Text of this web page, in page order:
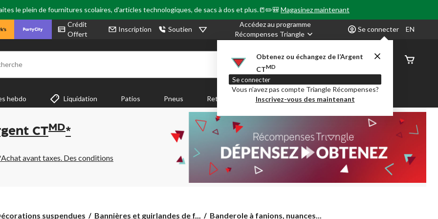
le plein de fournitures scolaires, d'articles technologiques, de sacs à dos et plus.📒✏️🎒Magasinez maintenant
Crédit
Offert
Inscription Soutien
Accédez au programme
Récompenses Triangle
Se connecter
Obtenez ou échangez de l’Argent
CTMD
Se connecter
Vous n’avez pas compte Triangle Récompenses?
Inscrivez-vous des maintenant
EN
État de
hebdo Liquidation Patios Pneus Retour en Classe Party City Centre-auto
CT MD*
avant taxes. Des conditions
suspendues Bannières et guirlandes de f...
Banderole
Banderole à fanions, nuances...